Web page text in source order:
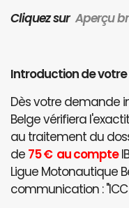
Cliquez surAperçu
Introduction de
Dès votre demande
Belge vérifiera
au traitement du
de 75 € au compte
Ligue Motonautique
communication :